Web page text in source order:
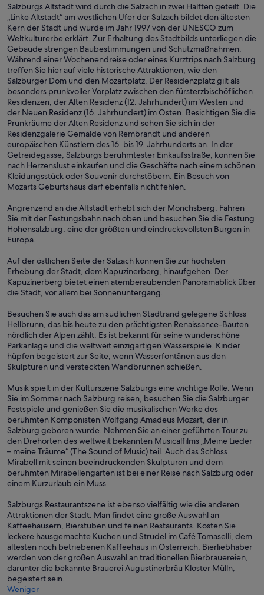
Salzburgs Altstadt wird durch die Salzach in zwei Hälften geteilt. Die
„Linke Altstadt“ am westlichen Ufer der Salzach bildet den ältesten
Kern der Stadt und wurde im Jahr 1997 von der UNESCO zum
Weltkulturerbe erklärt. Zur Erhaltung des Stadtbilds unterliegen die
Gebäude strengen Baubestimmungen und Schutzmaßnahmen.
Während einer Wochenendreise oder eines Kurztrips nach Salzburg
treffen Sie hier auf viele historische Attraktionen, wie den
Salzburger Dom und den Mozartplatz. Der Residenzplatz gilt als
besonders prunkvoller Vorplatz zwischen den fürsterzbischöflichen
Residenzen, der Alten Residenz (12. Jahrhundert) im Westen und
der Neuen Residenz (16. Jahrhundert) im Osten. Besichtigen Sie die
Prunkräume der Alten Residenz und sehen Sie sich in der
Residenzgalerie Gemälde von Rembrandt und anderen
europäischen Künstlern des 16. bis 19. Jahrhunderts an. In der
Getreidegasse, Salzburgs berühmtester Einkaufsstraße, können Sie
nach Herzenslust einkaufen und die Geschäfte nach einem schönen
Kleidungsstück oder Souvenir durchstöbern. Ein Besuch von
Mozarts Geburtshaus darf ebenfalls nicht fehlen.
Angrenzend an die Altstadt erhebt sich der Mönchsberg. Fahren
Sie mit der Festungsbahn nach oben und besuchen Sie die Festung
Hohensalzburg, eine der größten und eindrucksvollsten Burgen in
Europa.
Auf der östlichen Seite der Salzach können Sie zur höchsten
Erhebung der Stadt, dem Kapuzinerberg, hinaufgehen. Der
Kapuzinerberg bietet einen atemberaubenden Panoramablick über
die Stadt, vor allem bei Sonnenuntergang.
Besuchen Sie auch das am südlichen Stadtrand gelegene Schloss
Hellbrunn, das bis heute zu den prächtigsten Renaissance-Bauten
nördlich der Alpen zählt. Es ist bekannt für seine wunderschöne
Parkanlage und die weltweit einzigartigen Wasserspiele. Kinder
hüpfen begeistert zur Seite, wenn Wasserfontänen aus den
Skulpturen und versteckten Wandbrunnen schießen.
Musik spielt in der Kulturszene Salzburgs eine wichtige Rolle. Wenn
Sie im Sommer nach Salzburg reisen, besuchen Sie die Salzburger
Festspiele und genießen Sie die musikalischen Werke des
berühmten Komponisten Wolfgang Amadeus Mozart, der in
Salzburg geboren wurde. Nehmen Sie an einer geführten Tour zu
den Drehorten des weltweit bekannten Musicalfilms „Meine Lieder
– meine Träume“ (The Sound of Music) teil. Auch das Schloss
Mirabell mit seinen beeindruckenden Skulpturen und dem
berühmten Mirabellengarten ist bei einer Reise nach Salzburg oder
einem Kurzurlaub ein Muss.
Salzburgs Restaurantszene ist ebenso vielfältig wie die anderen
Attraktionen der Stadt. Man findet eine große Auswahl an
Kaffeehäusern, Bierstuben und feinen Restaurants. Kosten Sie
leckere hausgemachte Kuchen und Strudel im Café Tomaselli, dem
ältesten noch betriebenen Kaffeehaus in Österreich. Bierliebhaber
werden von der großen Auswahl an traditionellen Bierbrauereien,
darunter die bekannte Brauerei Augustinerbräu Kloster Mülln,
begeistert sein.
Weniger